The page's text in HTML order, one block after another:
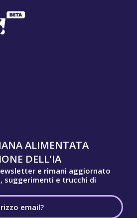
ALIMENTATA
DELL'IA
e rimani aggiornato
suggerimenti e trucchi di